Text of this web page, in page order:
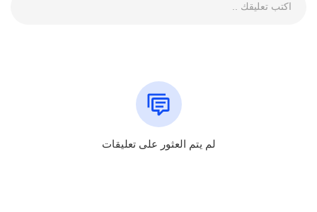
لم يتم العثور على تعليقات